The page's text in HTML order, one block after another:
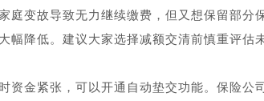
庭变故导致无力继续缴费，但又想保留部分
幅降低。建议大家选择减额交清前慎重评估
资金紧张，可以开通自动垫交功能。保险公